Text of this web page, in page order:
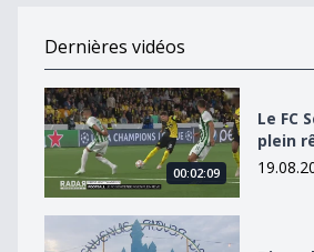
Dernières vidéos
Le FC Schoenberg en plein rêve
00:02:09
Le FC
plein
Disneyland en Veveyse